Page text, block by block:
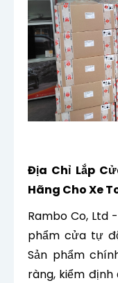
Địa Chỉ Lắp
Hãng Cho Xe
Rambo Co, Ltd
phẩm cửa tự
Sản phẩm
ràng, kiểm